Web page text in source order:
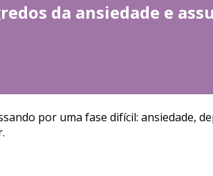
da ansiedade e
por uma fase difícil: ansiedade,